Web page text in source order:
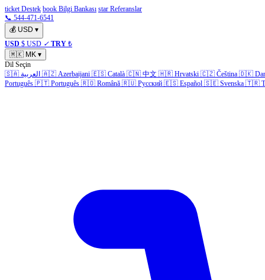
ticket Destek book Bilgi Bankası star Referanslar
📞 544-471-6541
💰 USD ▾
USD $ USD ✓ TRY ₺
🇲🇰 MK ▾
Dil Seçin
🇸🇦 العربية 🇦🇿 Azerbaijani 🇪🇸 Català 🇨🇳 中文 🇭🇷 Hrvatski 🇨🇿 Čeština 🇩🇰
Português 🇵🇹 Português 🇷🇴 Română 🇷🇺 Русский 🇪🇸 Español 🇸🇪 Svenska 🇹🇷